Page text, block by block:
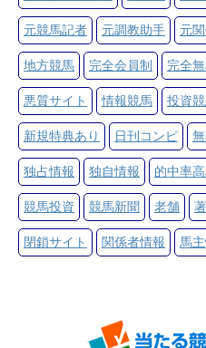
元競馬記者 元調教助手 元
地方競馬 完全会員制 完全
悪質サイト 情報競馬 投資
新規特典あり 日刊コンピ
独占情報 独自情報 的中率
競馬投資 競馬新聞 老舗
閉鎖サイト 関係者情報 馬